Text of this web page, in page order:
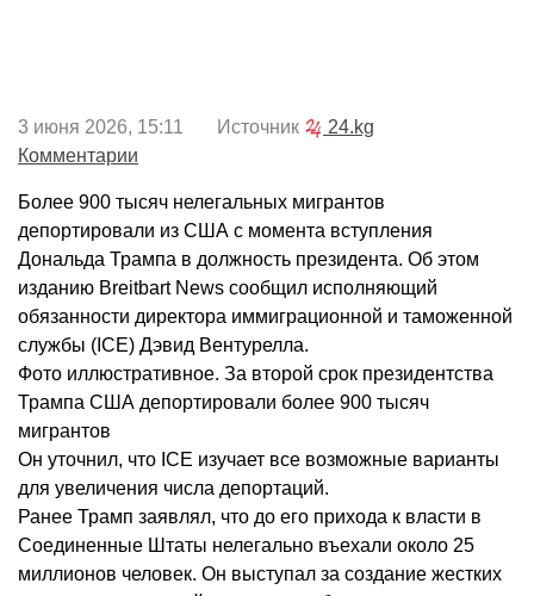
3 июня 2026, 15:11 Источник
24.kg
Комментарии
Более 900 тысяч нелегальных мигрантов
депортировали из США с момента вступления
Дональда Трампа в должность президента. Об этом
изданию Breitbart News сообщил исполняющий
обязанности директора иммиграционной и таможенной
службы (ICE) Дэвид Вентурелла.
Фото иллюстративное. За второй срок президентства
Трампа США депортировали более 900 тысяч
мигрантов
Он уточнил, что ICE изучает все возможные варианты
для увеличения числа депортаций.
Ранее Трамп заявлял, что до его прихода к власти в
Соединенные Штаты нелегально въехали около 25
миллионов человек. Он выступал за создание жестких